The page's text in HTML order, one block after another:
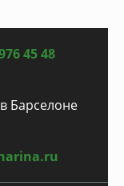
45 48
Барселоне